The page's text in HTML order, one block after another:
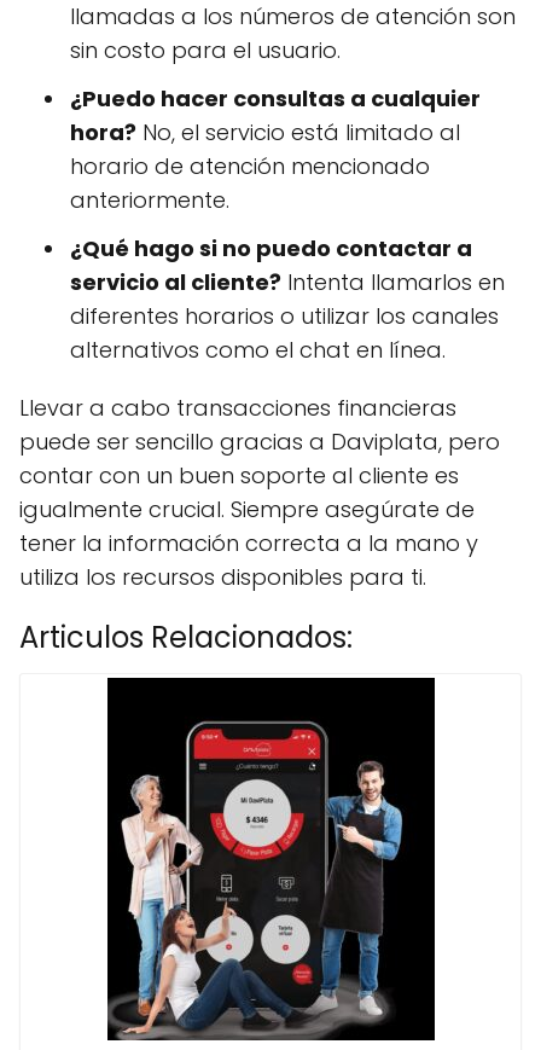
llamadas a los números de atención son
sin costo para el usuario.
¿Puedo hacer consultas a cualquier
hora? No, el servicio está limitado al
horario de atención mencionado
anteriormente.
¿Qué hago si no puedo contactar a
servicio al cliente? Intenta llamarlos en
diferentes horarios o utilizar los canales
alternativos como el chat en línea.
Llevar a cabo transacciones financieras
puede ser sencillo gracias a Daviplata, pero
contar con un buen soporte al cliente es
igualmente crucial. Siempre asegúrate de
tener la información correcta a la mano y
utiliza los recursos disponibles para ti.
Articulos Relacionados: